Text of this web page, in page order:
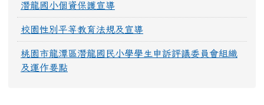
潛龍國小個資保護宣導
校園性別平等教育法規及宣導
桃園市龍潭區潛龍國民小學學生申訴評議委員會組織
及運作要點